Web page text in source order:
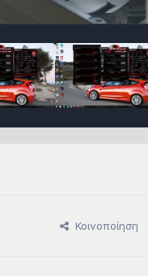
Κοινοποίηση